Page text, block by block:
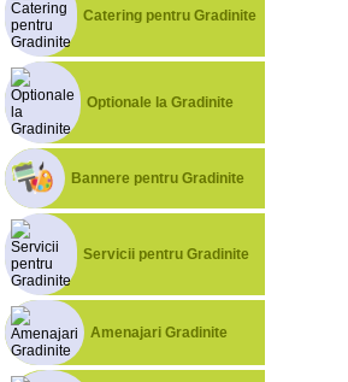
Catering pentru Gradinite
Optionale la Gradinite
Bannere pentru Gradinite
Servicii pentru Gradinite
Amenajari Gradinite